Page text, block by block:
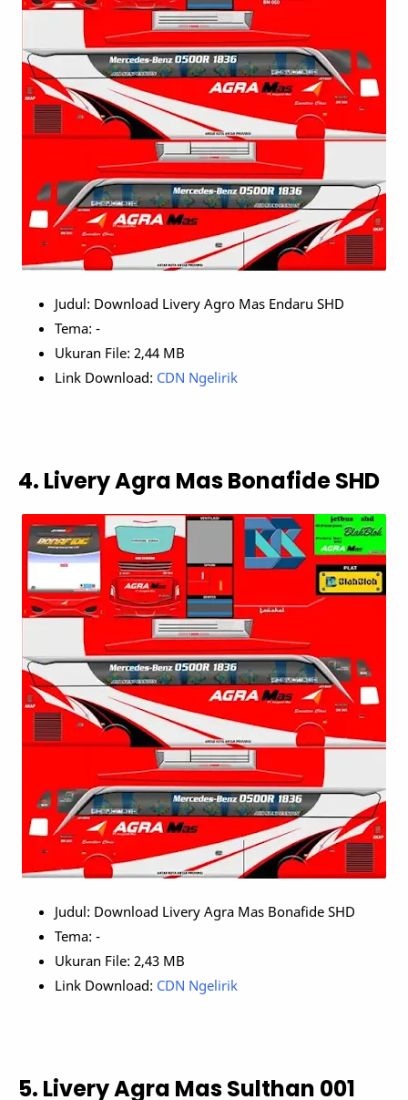
Judul: Download Livery Agro Mas Endaru SHD
Tema: -
Ukuran File: 2,44 MB
Link Download: CDN Ngelirik
4. Livery Agra Mas Bonafide SHD
Judul: Download Livery Agra Mas Bonafide SHD
Tema: -
Ukuran File: 2,43 MB
Link Download: CDN Ngelirik
5. Livery Agra Mas Sulthan 001